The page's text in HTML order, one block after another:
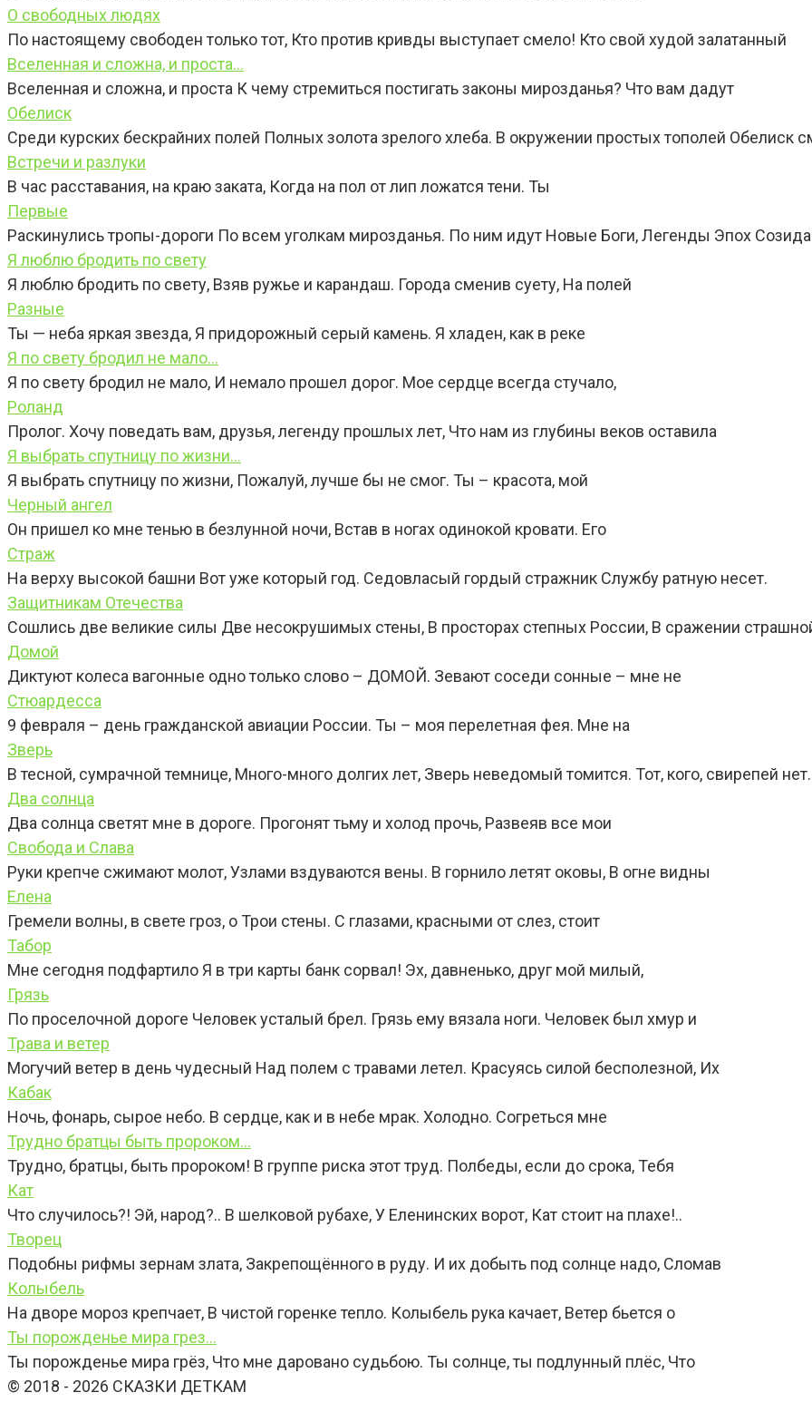
О свободных людях
По настоящему свободен только тот, Кто против кривды выступает смело! Кто свой худой залатанный
Вселенная и сложна, и проста…
Вселенная и сложна, и проста К чему стремиться постигать законы мирозданья? Что вам дадут
Обелиск
Среди курских бескрайних полей Полных золота зрелого хлеба. В окружении простых тополей Обелиск
Встречи и разлуки
В час расставания, на краю заката, Когда на пол от лип ложатся тени. Ты
Первые
Раскинулись тропы-дороги По всем уголкам мирозданья. По ним идут Новые Боги, Легенды Эпох
Я люблю бродить по свету
Я люблю бродить по свету, Взяв ружье и карандаш. Города сменив суету, На полей
Разные
Ты — неба яркая звезда, Я придорожный серый камень. Я хладен, как в реке
Я по свету бродил не мало…
Я по свету бродил не мало, И немало прошел дорог. Мое сердце всегда стучало,
Роланд
Пролог. Хочу поведать вам, друзья, легенду прошлых лет, Что нам из глубины веков оставила
Я выбрать спутницу по жизни…
Я выбрать спутницу по жизни, Пожалуй, лучше бы не смог. Ты – красота, мой
Черный ангел
Он пришел ко мне тенью в безлунной ночи, Встав в ногах одинокой кровати. Его
Страж
На верху высокой башни Вот уже который год. Седовласый гордый стражник Службу ратную несет.
Защитникам Отечества
Сошлись две великие силы Две несокрушимых стены, В просторах степных России, В сражении
Домой
Диктуют колеса вагонные одно только слово – ДОМОЙ. Зевают соседи сонные – мне не
Стюардесса
9 февраля – день гражданской авиации России. Ты – моя перелетная фея. Мне на
Зверь
В тесной, сумрачной темнице, Много-много долгих лет, Зверь неведомый томится. Тот, кого, свирепей нет.
Два солнца
Два солнца светят мне в дороге. Прогонят тьму и холод прочь, Развеяв все мои
Свобода и Слава
Руки крепче сжимают молот, Узлами вздуваются вены. В горнило летят оковы, В огне видны
Елена
Гремели волны, в свете гроз, о Трои стены. С глазами, красными от слез, стоит
Табор
Мне сегодня подфартило Я в три карты банк сорвал! Эх, давненько, друг мой милый,
Грязь
По проселочной дороге Человек усталый брел. Грязь ему вязала ноги. Человек был хмур и
Трава и ветер
Могучий ветер в день чудесный Над полем с травами летел. Красуясь силой бесполезной, Их
Кабак
Ночь, фонарь, сырое небо. В сердце, как и в небе мрак. Холодно. Согреться мне
Трудно братцы быть пророком…
Трудно, братцы, быть пророком! В группе риска этот труд. Полбеды, если до срока, Тебя
Кат
Что случилось?! Эй, народ?.. В шелковой рубахе, У Еленинских ворот, Кат стоит на плахе!..
Творец
Подобны рифмы зернам злата, Закрепощённого в руду. И их добыть под солнце надо, Сломав
Колыбель
На дворе мороз крепчает, В чистой горенке тепло. Колыбель рука качает, Ветер бьется о
Ты порожденье мира грез…
Ты порожденье мира грёз, Что мне даровано судьбою. Ты солнце, ты подлунный плёс, Что
© 2018 - 2026 СКАЗКИ ДЕТКАМ